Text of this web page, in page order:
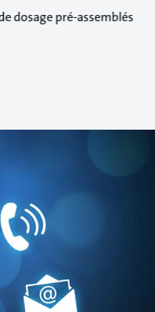
dosage pré-assemblés